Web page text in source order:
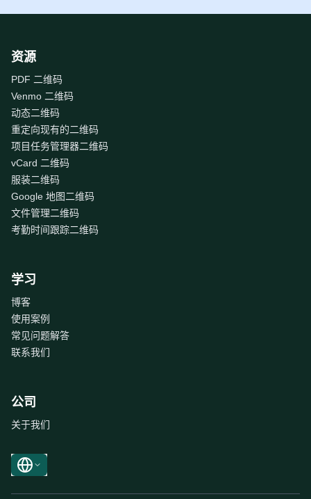
资源
PDF 二维码
Venmo 二维码
动态二维码
重定向现有的二维码
项目任务管理器二维码
vCard 二维码
服装二维码
Google 地图二维码
文件管理二维码
考勤时间跟踪二维码
学习
博客
使用案例
常见问题解答
联系我们
公司
关于我们